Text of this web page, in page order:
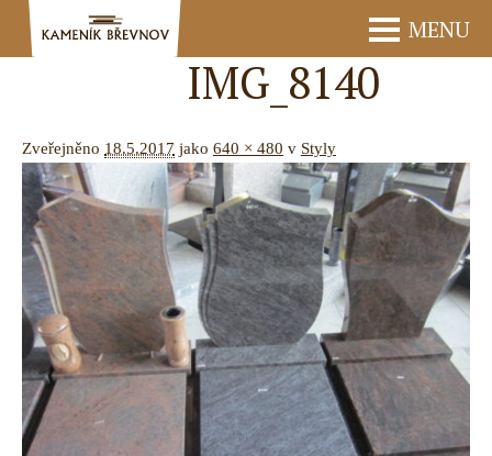
MENU
IMG_8140
Zveřejněno 18.5.2017 jako 640 × 480 v Styly